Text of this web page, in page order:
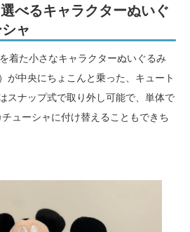
選べるキャラクターぬいぐ
ャ
着た小さなキャラクターぬいぐるみ
が中央にちょこんと乗った、キュート
スナップ式で取り外し可能で、単体で
ューシャに付け替えることもできち